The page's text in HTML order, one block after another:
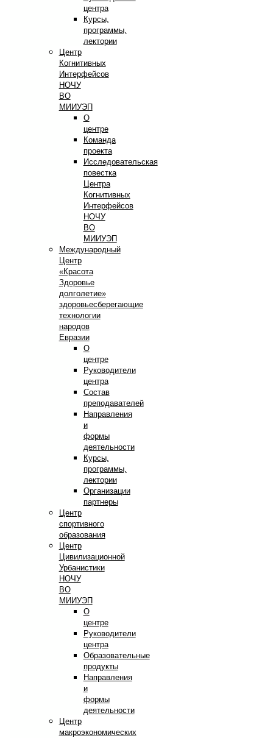
центра
Курсы,
программы,
лектории
Центр
Когнитивных
Интерфейсов
НОЧУ
ВО
МИИУЭП
О
центре
Команда
проекта
Исследовательская
повестка
Центра
Когнитивных
Интерфейсов
НОЧУ
ВО
МИИУЭП
Международный
Центр
«Красота
Здоровье
долголетие»
здоровьесберегающие
технологии
народов
Евразии
О
центре
Руководители
центра
Состав
преподавателей
Направления
и
формы
деятельности
Курсы,
программы,
лектории
Организации
партнеры
Центр
спортивного
образования
Центр
Цивилизационной
Урбанистики
НОЧУ
ВО
МИИУЭП
О
центре
Руководители
центра
Образовательные
продукты
Направления
и
формы
деятельности
Центр
макроэкономических